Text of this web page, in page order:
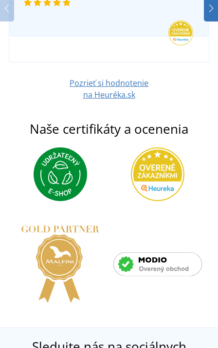
Pozrieť si hodnotenie
na Heuréka.sk
Naše certifikáty a ocenenia